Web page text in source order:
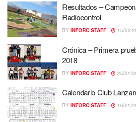
Resultados –
Radiocontrol
BY INFORC STAFF 15/02/
Crónica – Primera
2018
BY INFORC STAFF 25/01/
Calendario Club
BY INFORC STAFF 16/01/